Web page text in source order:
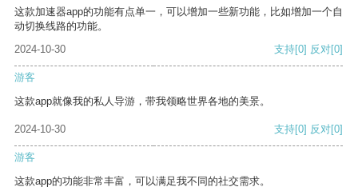
这款加速器app的功能有点单一，可以增加一些新功能，比如增加一个自
动切换线路的功能。
2024-10-30
支持[0] 反对[0]
游客
这款app就像我的私人导游，带我领略世界各地的美景。
2024-10-30 支持[0] 反对[0]
游客
这款app的功能非常丰富，可以满足我不同的社交需求。